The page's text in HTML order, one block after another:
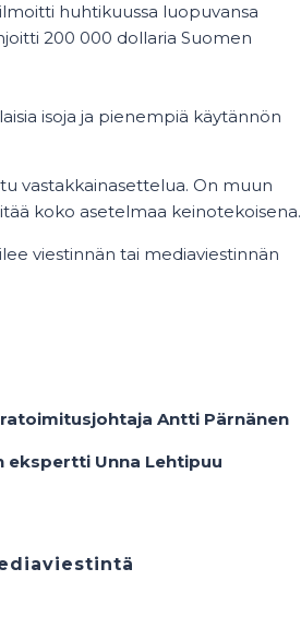
huhtikuussa luopuvansa
200 000 dollaria Suomen
isoja ja pienempiä käytännön
vastakkainasettelua. On muun
koko asetelmaa keinotekoisena.
viestinnän tai mediaviestinnän
Antti Pärnänen
ekspertti Unna Lehtipuu